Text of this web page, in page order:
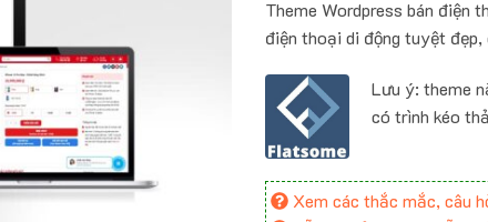
Theme Wordpress bán điện
điện thoại di động tuyệt đẹp,
Lưu ý: theme
có trình kéo
Xem các thắc mắc, câu